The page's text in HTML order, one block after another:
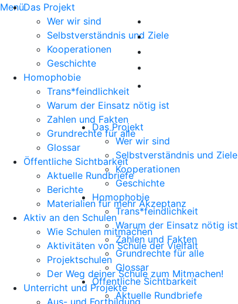
Das Projekt
Wer wir sind
Selbstverständnis und Ziele
Kooperationen
Geschichte
Homophobie
Trans*feindlichkeit
Warum der Einsatz nötig ist
Zahlen und Fakten
Grundrechte für alle
Glossar
Öffentliche Sichtbarkeit
Aktuelle Rundbriefe
Berichte
Materialien für mehr Akzeptanz
Aktiv an den Schulen
Wie Schulen mitmachen
Aktivitäten von Schule der Vielfalt
Projektschulen
Der Weg deiner Schule zum Mitmachen!
Unterricht und Projekte
Aus- und Fortbildung
Menü
Das Projekt
Wer wir sind
Selbstverständnis und Ziele
Kooperationen
Geschichte
Homophobie
Trans*feindlichkeit
Warum der Einsatz nötig ist
Zahlen und Fakten
Grundrechte für alle
Glossar
Öffentliche Sichtbarkeit
Aktuelle Rundbriefe